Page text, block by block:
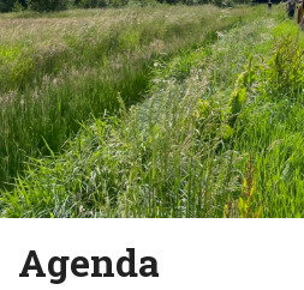
Agenda